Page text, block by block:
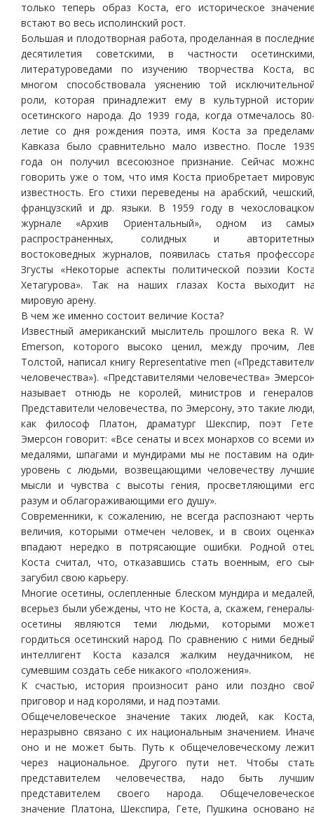
только теперь образ Коста, его историческое
встают во весь исполинский рост.
Большая и плодотворная работа, проделанная в
десятилетия советскими, в частности
литературоведами по изучению творчества Коста,
многом способствовала уяснению той
роли, которая принадлежит ему в культурной
осетинского народа. До 1939 года, когда отмечалось
летие со дня рождения поэта, имя Коста за
Кавказа было сравнительно мало известно. После
года он получил всесоюзное признание. Сейчас
говорить уже о том, что имя Коста приобретает
известность. Его стихи переведены на арабский,
французский и др. языки. В 1959 году в
журнале «Архив Ориентальный», одном из
распространенных, солидных и
востоковедных журналов, появилась статья
Згусты «Некоторые аспекты политической поэзии
Хетагурова». Так на наших глазах Коста выходит
мировую арену.
В чем же именно состоит величие Коста?
Известный американский мыслитель прошлого века R.
Emer­son, которого высоко ценил, между прочим,
Толстой, написал книгу Representative men
человечества»). «Представителями человечества»
называет отнюдь не королей, министров и
Представители человечества, по Эмерсону, это такие
как философ Платон, драматург Шекспир, поэт
Эмерсон говорит: «Все сенаты и всех монархов со всеми
медалями, шпагами и мундирами мы не поставим на
уровень с людьми, возвещающими человечеству
мысли и чувства с высоты гения, просветляющими
разум и облагораживающими его душу».
Современники, к сожалению, не всегда распознают
величия, которыми отмечен человек, и в своих
впадают нередко в потрясающие ошибки. Родной
Коста считал, что, отказавшись стать военным, его
загубил свою карьеру.
Многие осетины, ослепленные блеском мундира и
всерьез были убеждены, что не Коста, а, скажем,
осетины являются теми людьми, которыми
гордиться осетинский народ. По сравнению с ними
интеллигент Коста казался жалким неудачником,
сумевшим создать себе никакого «положения».
К счастью, история произносит рано или поздно
приговор и над королями, и над поэтами.
Общечеловеческое значение таких людей, как
неразрывно связано с их национальным значением.
оно и не может быть. Путь к общечеловеческому
через национальное. Другого пути нет. Чтобы
представителем человечества, надо быть
представителем своего народа.
значение Платона, Шекспира, Гете, Пушкина основано